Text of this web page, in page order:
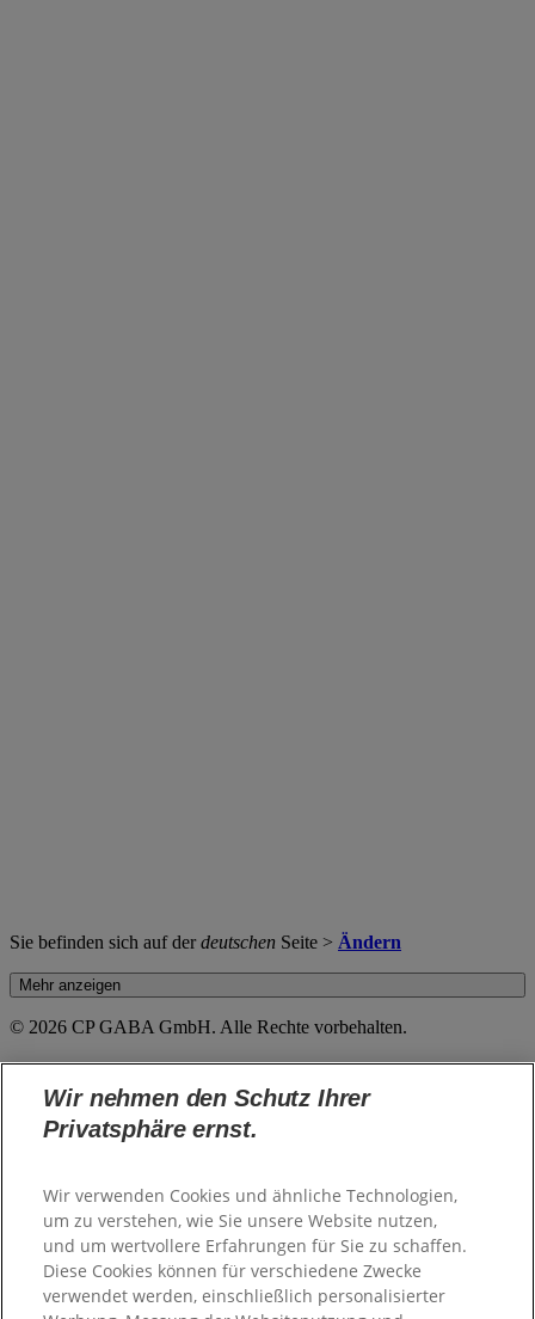
Sie befinden sich auf derdeutschen Seite > Ändern
Mehr anzeigen
© 2026 CP GABA GmbH. Alle Rechte vorbehalten.
Besuchen Sie uns auf der ganzen Welt
Belgium - Belgique
Croatia - Hrvatska
Czech Republic - Česká Republika
Finland - Suomi
France - France
Germany - Deutschland
Wir nehmen den Schutz Ihrer
Privatsphäre ernst.
Wir verwenden Cookies und ähnliche Technologien,
um zu verstehen, wie Sie unsere Website nutzen,
und um wertvollere Erfahrungen für Sie zu schaffen.
Diese Cookies können für verschiedene Zwecke
verwendet werden, einschließlich personalisierter